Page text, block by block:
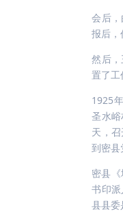
会后
报后，
然后
置了工
1925
圣水
天，
到密县
密县
书印
县县委